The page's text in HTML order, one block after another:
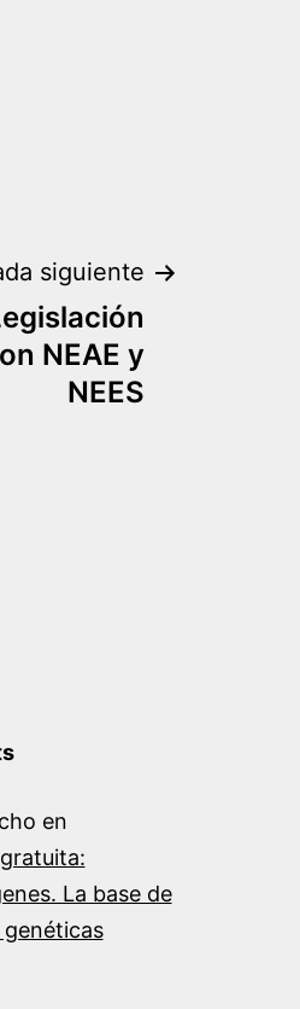
siguiente
NEAE y
NEES
en
La base de